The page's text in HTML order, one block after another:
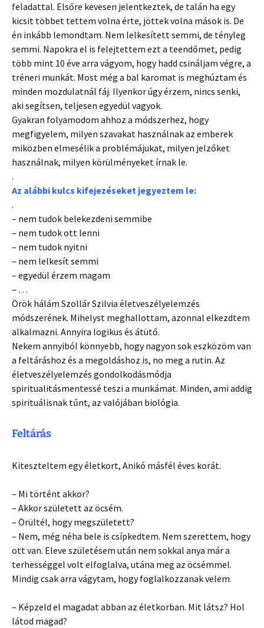
feladattal. Elsőre kevesen jelentkeztek, de talán ha egy
kicsit többet tettem volna érte, jöttek volna mások is. De
én inkább lemondtam. Nem lelkesített semmi, de tényleg
semmi. Napokra el is felejtettem ezt a teendőmet, pedig
több mint 10 éve arra vágyom, hogy hadd csináljam végre, a
tréneri munkát. Most még a bal karomat is meghúztam és
minden mozdulatnál fáj. Ilyenkor úgy érzem, nincs senki,
aki segítsen, teljesen egyedül vagyok.
Gyakran folyamodom ahhoz a módszerhez, hogy
megfigyelem, milyen szavakat használnak az emberek
miközben elmesélik a problémájukat, milyen jelzőket
használnak, milyen körülményeket írnak le.
.
Az alábbi kulcs kifejezéseket jegyeztem le:
.
– nem tudok belekezdeni semmibe
– nem tudok ott lenni
– nem tudok nyitni
– nem lelkesít semmi
– egyedül érzem magam
– …
Örök hálám Szollár Szilvia életveszélyelemzés
módszerének. Mihelyst meghallottam, azonnal elkezdtem
alkalmazni. Annyira logikus és átütő.
Nekem annyiból könnyebb, hogy nagyon sok eszközöm van
a feltáráshoz és a megoldáshoz is, no meg a rutin. Az
életveszélyelemzés gondolkodásmódja
spiritualitásmentessé teszi a munkámat. Minden, ami addig
spirituálisnak tűnt, az valójában biológia.
Feltárás
Kiteszteltem egy életkort, Anikó másfél éves korát.
– Mi történt akkor?
– Akkor született az öcsém.
– Örültél, hogy megszületett?
– Nem, még néha bele is csípkedtem. Nem szerettem, hogy
ott van. Eleve születésem után nem sokkal anya már a
terhességgel volt elfoglalva, utána meg az öcsémmel.
Mindig csak arra vágytam, hogy foglalkozzanak velem.
– Képzeld el magadat abban az életkorban. Mit látsz? Hol
látod magad?